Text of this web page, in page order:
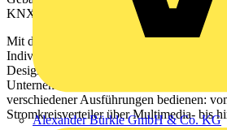
Alexander Bürkle GmbH & Co. KG
KNX.
Mit der zunehmenden Digitalisierung und
Individualisierung bieten die UK600-
Design- und Qualitätslösungen für
Unternehmen. Der Kunde kann sich aus
verschiedener Ausführungen bedienen:
Stromkreisverteiler über Multimedia- bis